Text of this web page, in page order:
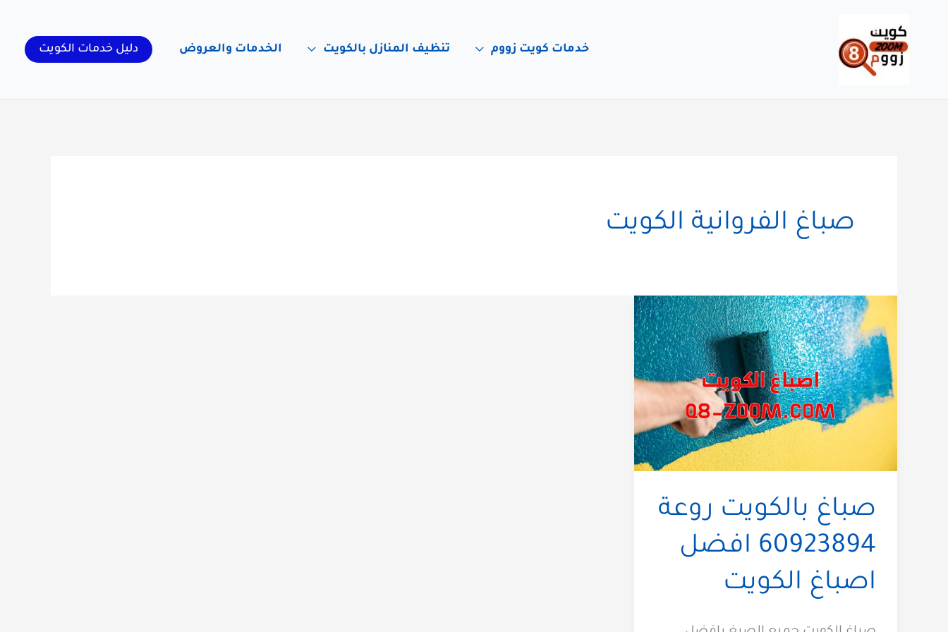
المحتوى
خدمات كويت زووم تنظيف المنازل بالكويت الخدمات والعروض دليل خدمات الكويت
صباغ الفروانية الكويت
صباغ بالكويت روعة
60923894 افضل
اصباغ الكويت